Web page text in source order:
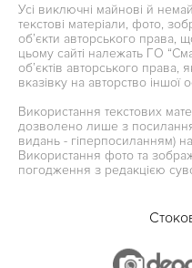
Усі виключні майнові й
текстові матеріали, фото,
об’єкти авторського права,
цьому сайті належать ГО
об’єктів авторського права,
вказівку на авторство іншої
Використання текстових
дозволено лише з
видань - гіперпосиланням)
Використання фото та
погодження з редакцією